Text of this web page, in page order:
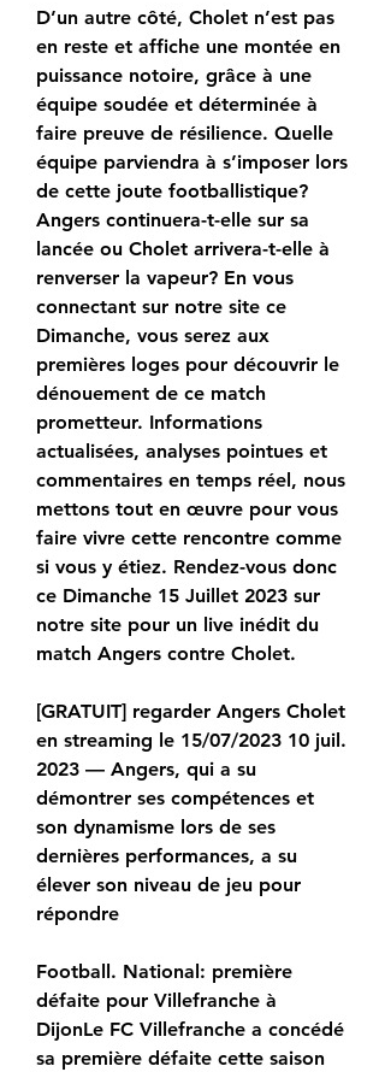
D’un autre côté, Cholet n’est pas
en reste et affiche une montée en
puissance notoire, grâce à une
équipe soudée et déterminée à
faire preuve de résilience. Quelle
équipe parviendra à s’imposer lors
de cette joute footballistique?
Angers continuera-t-elle sur sa
lancée ou Cholet arrivera-t-elle à
renverser la vapeur? En vous
connectant sur notre site ce
Dimanche, vous serez aux
premières loges pour découvrir le
dénouement de ce match
prometteur. Informations
actualisées, analyses pointues et
commentaires en temps réel, nous
mettons tout en œuvre pour vous
faire vivre cette rencontre comme
si vous y étiez. Rendez-vous donc
ce Dimanche 15 Juillet 2023 sur
notre site pour un live inédit du
match Angers contre Cholet.
[GRATUIT] regarder Angers Cholet
en streaming le 15/07/2023 10 juil.
2023 — Angers, qui a su
démontrer ses compétences et
son dynamisme lors de ses
dernières performances, a su
élever son niveau de jeu pour
répondre
Football. National: première
défaite pour Villefranche à
DijonLe FC Villefranche a concédé
sa première défaite cette saison